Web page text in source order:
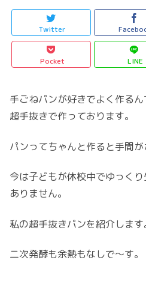
Twitter
Pocket LINE
手ごねパンが好きでよく作る
超手抜きで作っております。
パンってちゃんと作ると手間が
今は子どもが休校中でゆっく
ありません。
私の超手抜きパンを紹介します
二次発酵も余熱もなしで～す。